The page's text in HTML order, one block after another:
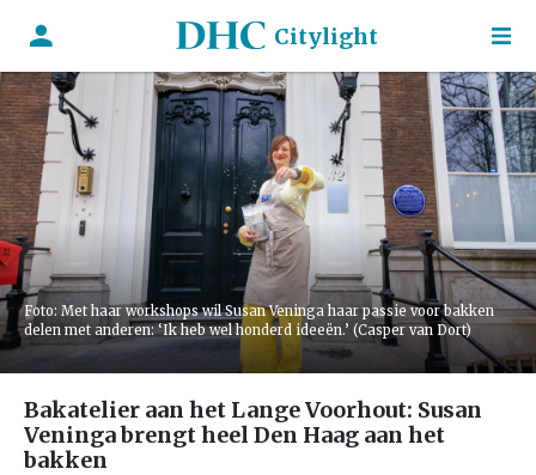
Citylight
Foto: Met haar workshops wil Susan Veninga haar passie voor bakken
delen met anderen: ‘Ik heb wel honderd ideeën.’ (Casper van Dort)
Bakatelier aan het Lange Voorhout: Susan
Veninga brengt heel Den Haag aan het
bakken